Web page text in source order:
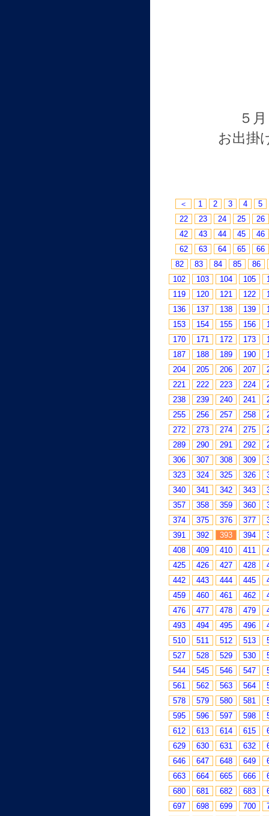
５
お出掛
＜ 1 2 3 4
5
22
23 24 25
26
42
43 44 45
46
62
63 64 65
66
82
83 84 85
86
102
103 104 105
119
120 121 122
136
137 138 139
153
154 155 156
170
171 172 173
187
188 189 190
204
205 206 207
221
222 223 224
238
239 240 241
255
256 257 258
272
273 274 275
289
290 291 292
306
307 308 309
323
324 325 326
340
341 342 343
357
358 359 360
374
375 376 377
391
392 393 394
408
409 410 411
425
426 427 428
442
443 444 445
459
460 461 462
476
477 478 479
493
494 495 496
510
511 512 513
527
528 529 530
544
545 546 547
561
562 563 564
578
579 580 581
595
596 597 598
612
613 614 615
629
630 631 632
646
647 648 649
663
664 665 666
680
681 682 683
697
698 699 700